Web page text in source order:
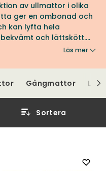
av ullmattor i olika
ger en ombonad och
kan lyfta hela
och lättskött.
är
av ullmattor med
Läs mer
Gångmattor
Sortera